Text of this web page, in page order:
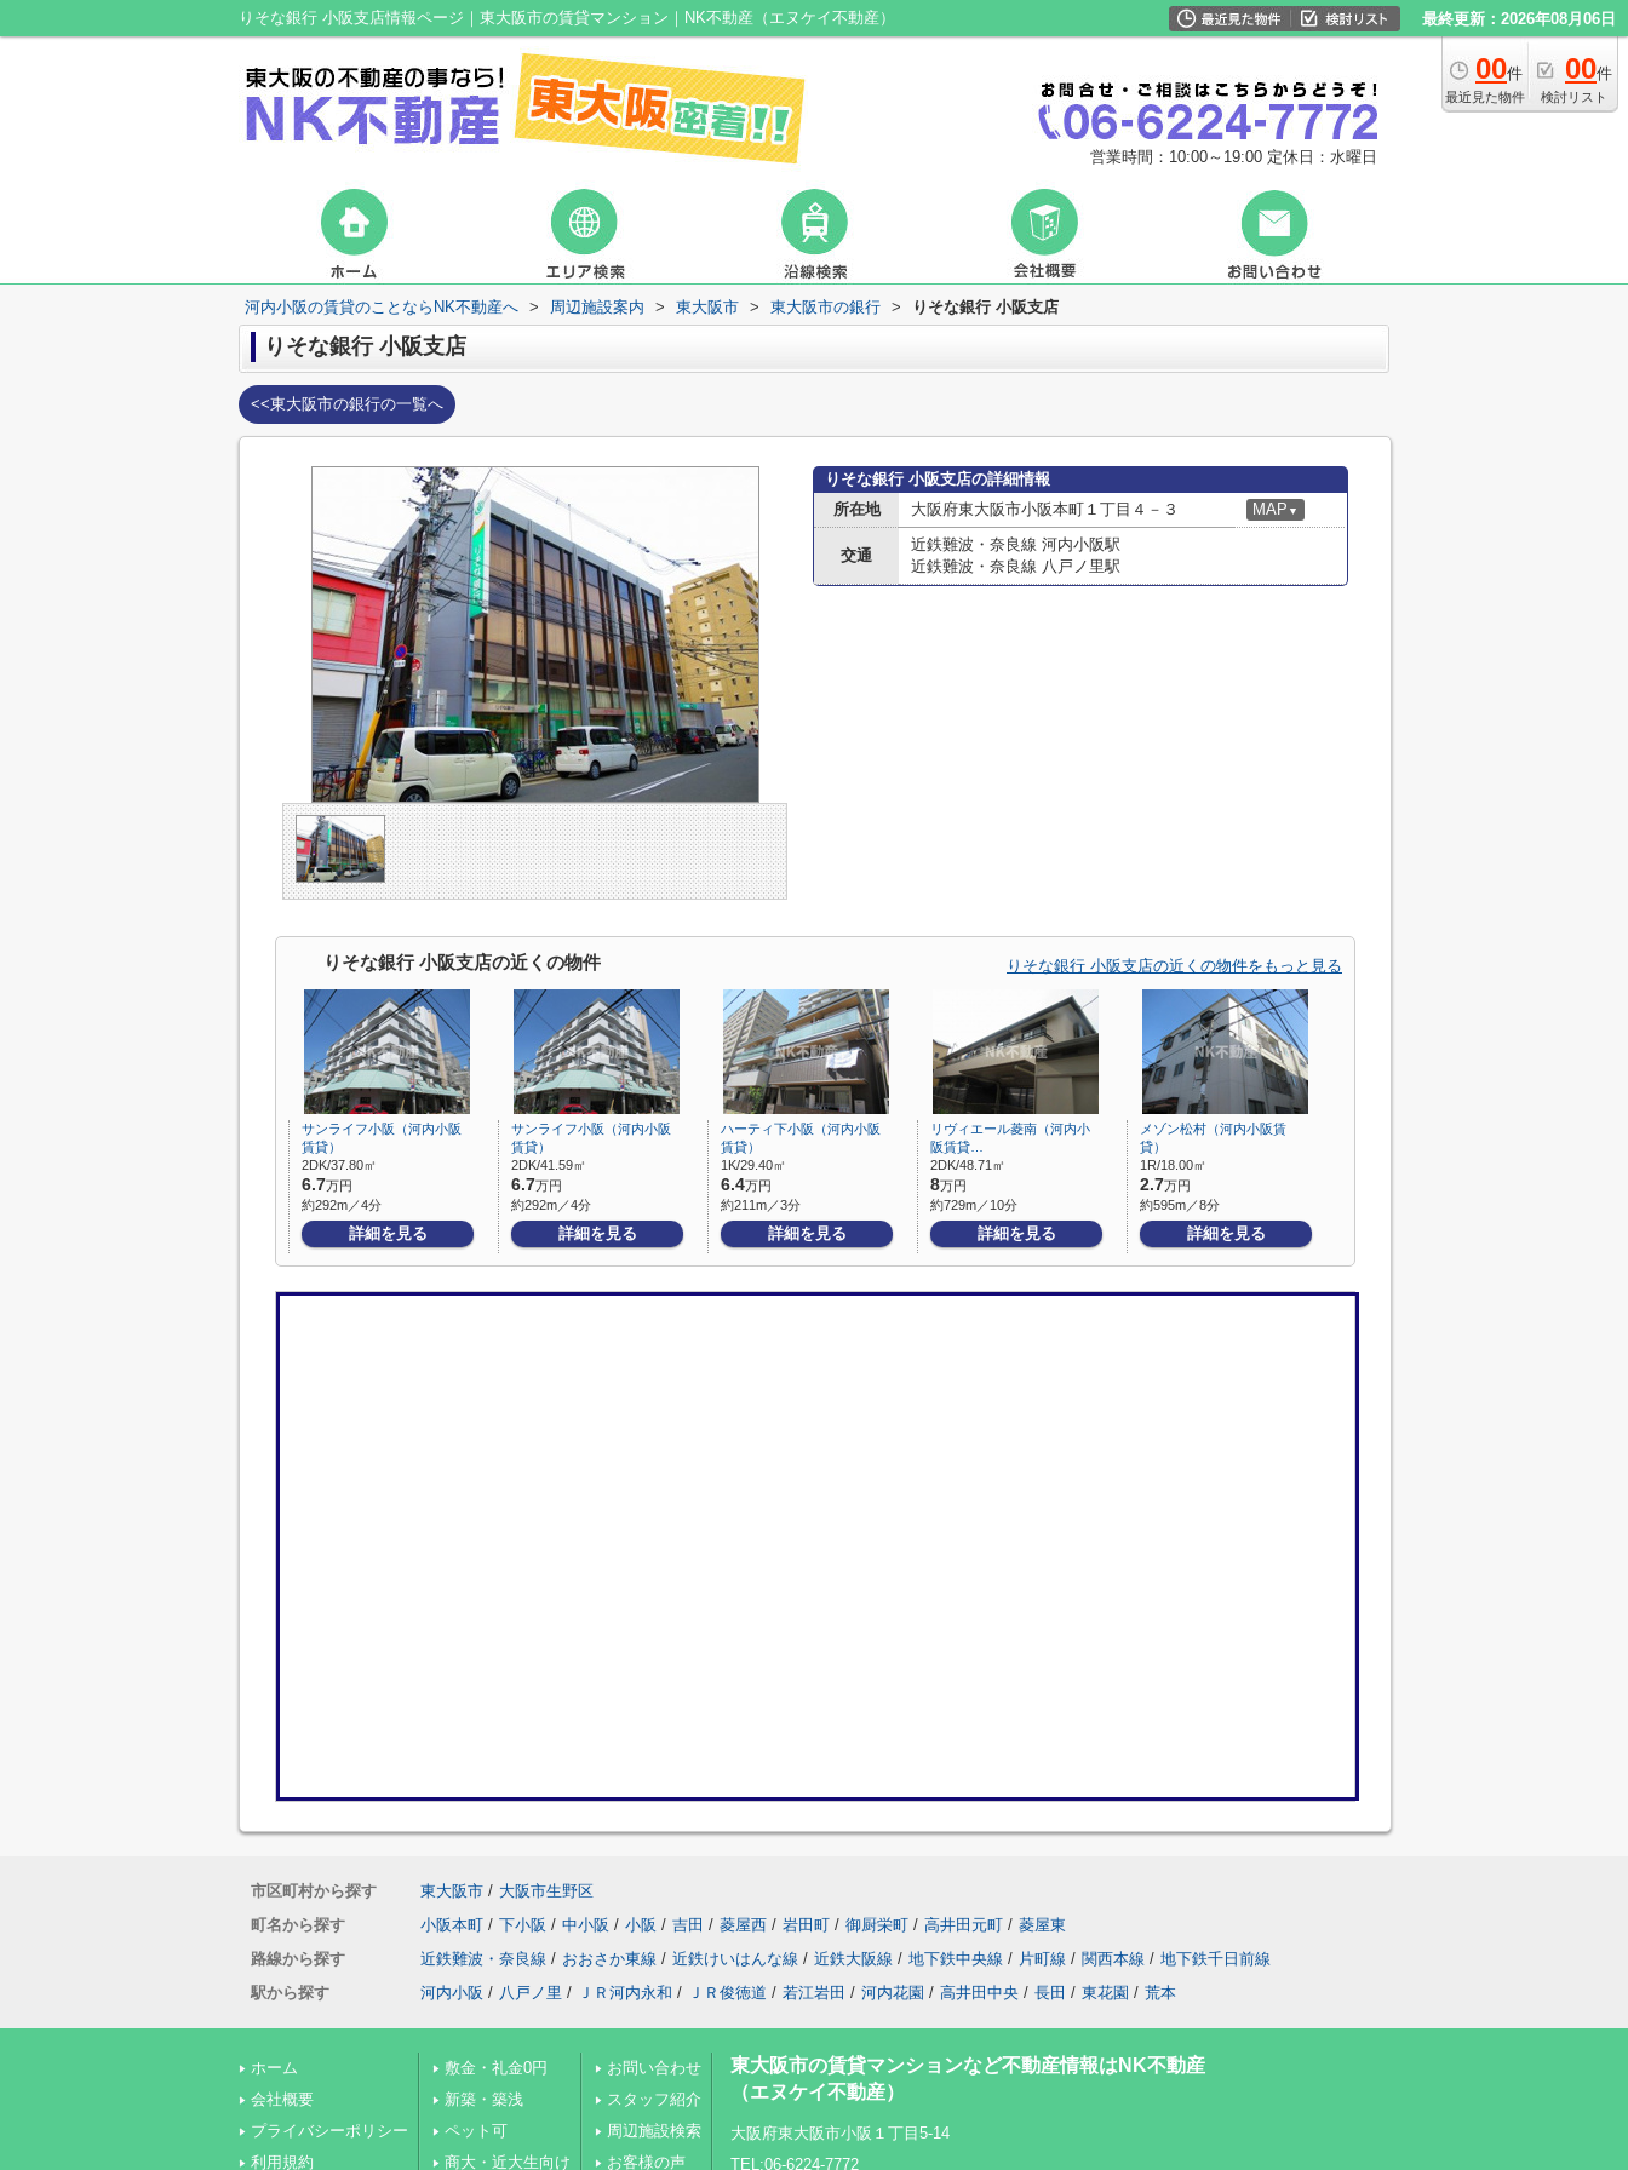
りそな銀行 小阪支店情報ページ｜東大阪市の賃貸マンション｜NK不動産（エヌケイ不動産） 最終更新：2026年08月06日
00件
最近見た物件
00件
検討リスト
営業時間：10:00～19:00 定休日：水曜日
河内小阪の賃貸のことならNK不動産へ > 周辺施設案内 > 東大阪市 > 東大阪市の銀行 > りそな銀行 小阪支店
りそな銀行 小阪支店
<<東大阪市の銀行の一覧へ
りそな銀行 小阪支店の詳細情報
所在地
大阪府東大阪市小阪本町１丁目４－３ MAP ▼
交通
近鉄難波・奈良線 河内小阪駅
近鉄難波・奈良線 八戸ノ里駅
りそな銀行 小阪支店の近くの物件 りそな銀行 小阪支店の近くの物件をもっと見る
サンライフ小阪（河内小阪
賃貸）
2DK/37.80㎡
6.7万円
約292m／4分
詳細を見る
サンライフ小阪（河内小阪
賃貸）
2DK/41.59㎡
6.7万円
約292m／4分
詳細を見る
ハーティ下小阪（河内小阪
賃貸）
1K/29.40㎡
6.4万円
約211m／3分
詳細を見る
リヴィエール菱南（河内小
阪賃貸…
2DK/48.71㎡
8万円
約729m／10分
詳細を見る
メゾン松村（河内小阪賃
貸）
1R/18.00㎡
2.7万円
約595m／8分
詳細を見る
市区町村から探す 東大阪市 / 大阪市生野区
町名から探す
小阪本町 / 下小阪 / 中小阪 / 小阪 / 吉田 / 菱屋西 / 岩田町 / 御厨栄町 / 高井田元町 / 菱屋東
路線から探す
近鉄難波・奈良線 / おおさか東線 / 近鉄けいはんな線 / 近鉄大阪線 / 地下鉄中央線 / 片町線 / 関西本線 / 地下鉄千日前線
駅から探す
河内小阪 / 八戸ノ里 / ＪＲ河内永和 / ＪＲ俊徳道 / 若江岩田 / 河内花園 / 高井田中央 / 長田 / 東花園 / 荒本
ホーム
会社概要
プライバシーポリシー
利用規約
敷金・礼金0円
新築・築浅
ペット可
商大・近大生向け
お問い合わせ
スタッフ紹介
周辺施設検索
お客様の声
東大阪市の賃貸マンションなど不動産情報はNK不動産
（エヌケイ不動産）
大阪府東大阪市小阪１丁目5-14
TEL:06-6224-7772